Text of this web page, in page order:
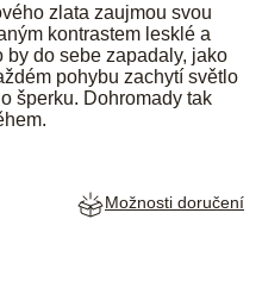
zlata zaujmou svou
kontrastem lesklé a
by do sebe zapadaly, jako
pohybu zachytí světlo
šperku. Dohromady tak
Možnosti doručení